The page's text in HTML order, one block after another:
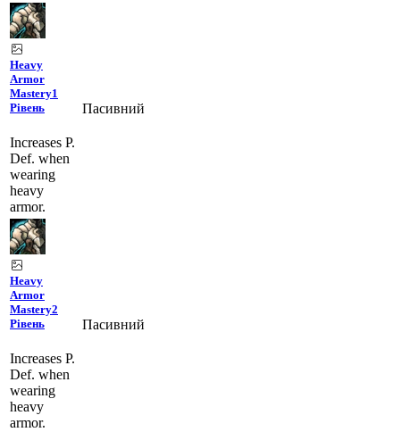
Heavy
Armor
Mastery1
Рівень
Increases P.
Def. when
wearing
heavy
armor.
Пасивний
Heavy
Armor
Mastery2
Рівень
Increases P.
Def. when
wearing
heavy
armor.
Пасивний